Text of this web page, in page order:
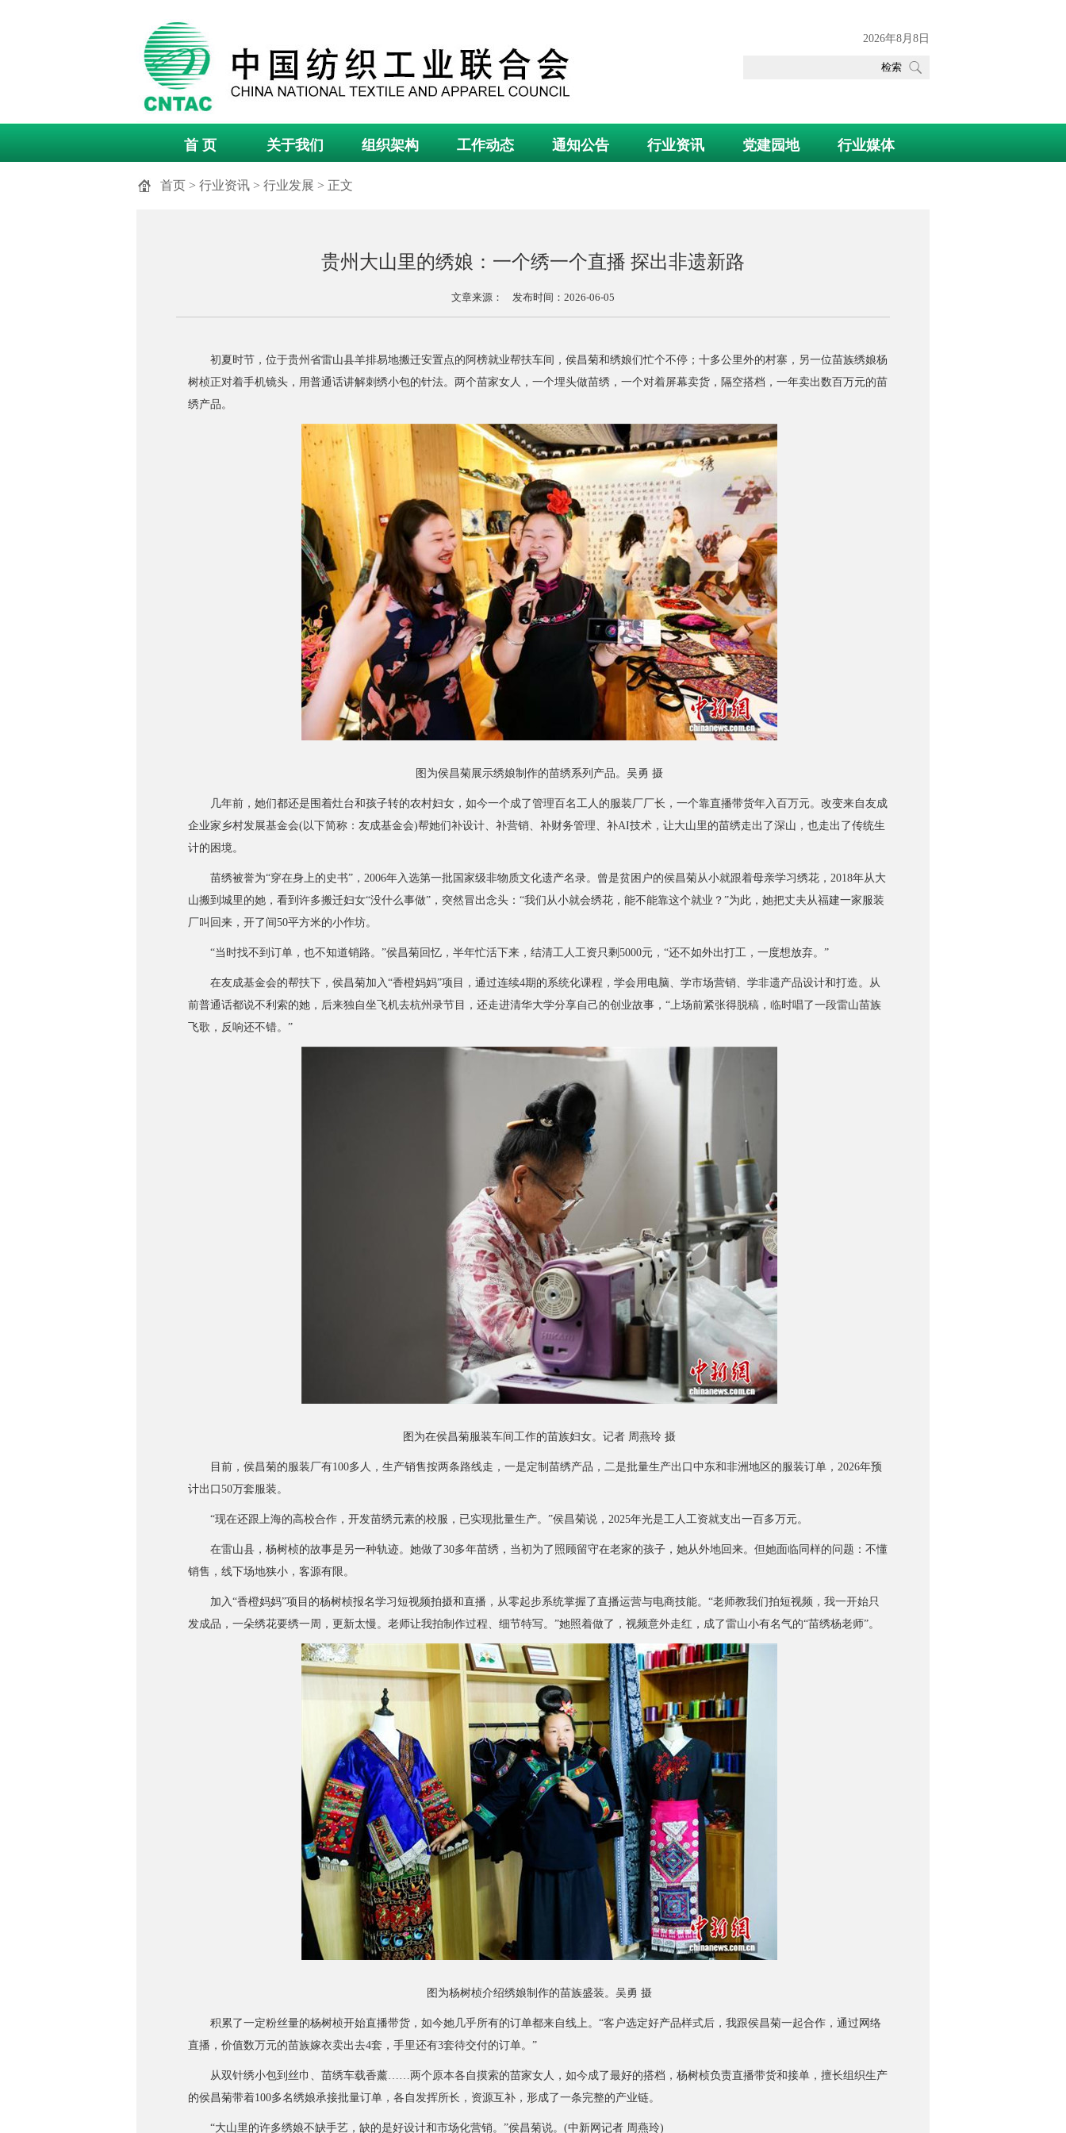
2026年8月8日
首 页 关于我们 组织架构 工作动态 通知公告 行业资讯 党建园地 行业媒体
首页 > 行业资讯 > 行业发展 > 正文
贵州大山里的绣娘：一个绣一个直播 探出非遗新路
文章来源： 发布时间：2026-06-05
初夏时节，位于贵州省雷山县羊排易地搬迁安置点的阿榜就业帮扶车间，侯昌菊和绣娘们忙个不停；十多公里外的村寨，另一位苗族绣娘杨
树桢正对着手机镜头，用普通话讲解刺绣小包的针法。两个苗家女人，一个埋头做苗绣，一个对着屏幕卖货，隔空搭档，一年卖出数百万元的苗
绣产品。
图为侯昌菊展示绣娘制作的苗绣系列产品。吴勇 摄
几年前，她们都还是围着灶台和孩子转的农村妇女，如今一个成了管理百名工人的服装厂厂长，一个靠直播带货年入百万元。改变来自友成
企业家乡村发展基金会(以下简称：友成基金会)帮她们补设计、补营销、补财务管理、补AI技术，让大山里的苗绣走出了深山，也走出了传统生
计的困境。
苗绣被誉为“穿在身上的史书”，2006年入选第一批国家级非物质文化遗产名录。曾是贫困户的侯昌菊从小就跟着母亲学习绣花，2018年从大
山搬到城里的她，看到许多搬迁妇女“没什么事做”，突然冒出念头：“我们从小就会绣花，能不能靠这个就业？”为此，她把丈夫从福建一家服装
厂叫回来，开了间50平方米的小作坊。
“当时找不到订单，也不知道销路。”侯昌菊回忆，半年忙活下来，结清工人工资只剩5000元，“还不如外出打工，一度想放弃。”
在友成基金会的帮扶下，侯昌菊加入“香橙妈妈”项目，通过连续4期的系统化课程，学会用电脑、学市场营销、学非遗产品设计和打造。从
前普通话都说不利索的她，后来独自坐飞机去杭州录节目，还走进清华大学分享自己的创业故事，“上场前紧张得脱稿，临时唱了一段雷山苗族
飞歌，反响还不错。”
图为在侯昌菊服装车间工作的苗族妇女。记者 周燕玲 摄
目前，侯昌菊的服装厂有100多人，生产销售按两条路线走，一是定制苗绣产品，二是批量生产出口中东和非洲地区的服装订单，2026年预
计出口50万套服装。
“现在还跟上海的高校合作，开发苗绣元素的校服，已实现批量生产。”侯昌菊说，2025年光是工人工资就支出一百多万元。
在雷山县，杨树桢的故事是另一种轨迹。她做了30多年苗绣，当初为了照顾留守在老家的孩子，她从外地回来。但她面临同样的问题：不懂
销售，线下场地狭小，客源有限。
加入“香橙妈妈”项目的杨树桢报名学习短视频拍摄和直播，从零起步系统掌握了直播运营与电商技能。“老师教我们拍短视频，我一开始只
发成品，一朵绣花要绣一周，更新太慢。老师让我拍制作过程、细节特写。”她照着做了，视频意外走红，成了雷山小有名气的“苗绣杨老师”。
图为杨树桢介绍绣娘制作的苗族盛装。吴勇 摄
积累了一定粉丝量的杨树桢开始直播带货，如今她几乎所有的订单都来自线上。“客户选定好产品样式后，我跟侯昌菊一起合作，通过网络
直播，价值数万元的苗族嫁衣卖出去4套，手里还有3套待交付的订单。”
从双针绣小包到丝巾、苗绣车载香薰……两个原本各自摸索的苗家女人，如今成了最好的搭档，杨树桢负责直播带货和接单，擅长组织生产
的侯昌菊带着100多名绣娘承接批量订单，各自发挥所长，资源互补，形成了一条完整的产业链。
“大山里的许多绣娘不缺手艺，缺的是好设计和市场化营销。”侯昌菊说。(中新网记者 周燕玲)